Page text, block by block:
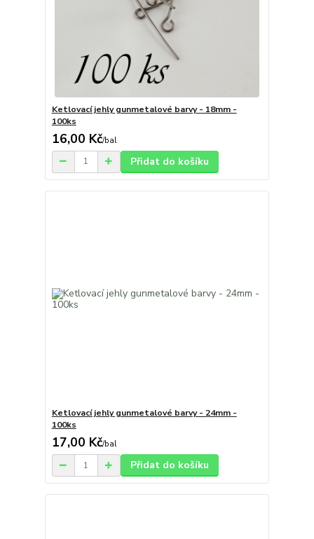
Ketlovací jehly gunmetalové barvy - 18mm -
100ks
16,00 Kč/bal
Přidat do košíku
Ketlovací jehly gunmetalové barvy - 24mm -
100ks
17,00 Kč/bal
Přidat do košíku